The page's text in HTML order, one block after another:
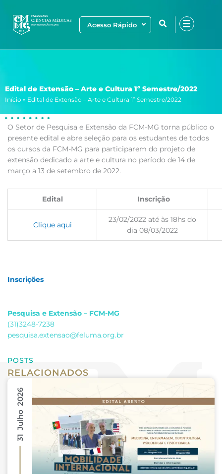
para
Acesso Rápido
Edital de Extensão – Arte e Cultura 1º Semestre/2022
Início » Edital de Extensão – Arte e Cultura 1º Semestre/2022
O Setor de Pesquisa e Extensão da FCM-MG torna público o
presente edital e abre seleção para os estudantes de todos
os cursos da FCM-MG para participarem do projeto de
extensão dedicado a arte e cultura no período de 14 de
março a 13 de setembro de 2022.
Edital Inscrição
Clique aqui
23/02/2022 até às 18hs do
dia 08/03/2022
Inscrições
Pesquisa e Extensão – FCM-MG
(31)3248-7238
pesquisa.extensao@feluma.org.br
POSTS
RELACIONADOS
31 Julho 2026